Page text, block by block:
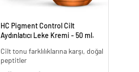
HC Pigment Control Cilt
Aydınlatıcı Leke Kremi - 50 ml.
Cilt tonu farklılıklarına karşı, doğal
peptitler